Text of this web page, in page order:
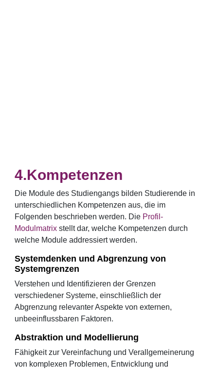
Kompetenzen
Die Module des Studiengangs bilden Studierende in
unterschiedlichen Kompetenzen aus, die im
Folgenden beschrieben werden. Die Profil-
Modulmatrix stellt dar, welche Kompetenzen durch
welche Module addressiert werden.
Systemdenken und Abgrenzung von
Systemgrenzen
Verstehen und Identifizieren der Grenzen
verschiedener Systeme, einschließlich der
Abgrenzung relevanter Aspekte von externen,
unbeeinflussbaren Faktoren.
Abstraktion und Modellierung
Fähigkeit zur Vereinfachung und Verallgemeinerung
von komplexen Problemen, Entwicklung und